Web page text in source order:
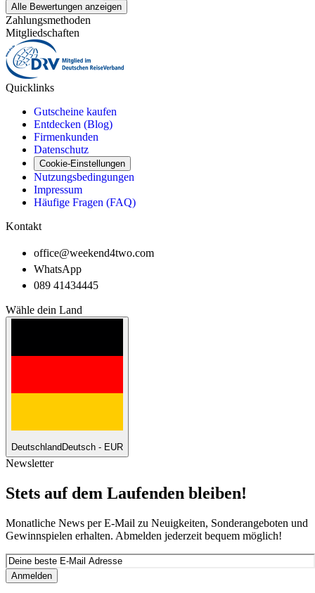
Alle Bewertungen anzeigen
Zahlungsmethoden
Mitgliedschaften
Quicklinks
Gutscheine kaufen
Entdecken (Blog)
Firmenkunden
Datenschutz
Cookie-Einstellungen
Nutzungsbedingungen
Impressum
Häufige Fragen (FAQ)
Kontakt
office@weekend4two.com
WhatsApp
089 41434445
Wähle dein Land
Deutschland Deutsch - EUR
Newsletter
Stets auf dem Laufenden bleiben!
Monatliche News per E-Mail zu Neuigkeiten, Sonderangeboten und
Gewinnspielen erhalten. Abmelden jederzeit bequem möglich!
Anmelden